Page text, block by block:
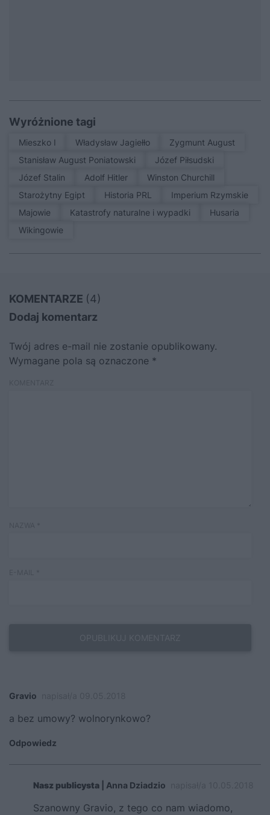
Wyróżnione tagi
Mieszko I Władysław Jagiełło
Zygmunt August
Stanisław August Poniatowski
Józef Piłsudski
Józef Stalin
Adolf Hitler
Winston Churchill
Starożytny Egipt
Historia PRL
Imperium Rzymskie
Majowie
Katastrofy naturalne i wypadki
Husaria
Wikingowie
KOMENTARZE (4)
Dodaj komentarz
Twój adres e-mail nie zostanie opublikowany.
Wymagane pola są oznaczone *
Gravio
a bez umowy? wolnorynkowo?
Odpowiedz
Nasz publicysta | Anna Dziadzio
Szanowny Gravio, z tego co nam wiadomo,